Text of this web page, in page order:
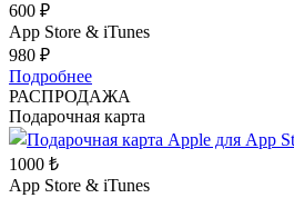
600 ₽
App Store & iTunes
980 ₽
Подробнее
РАСПРОДАЖА
Подарочная карта
1000 ₺
App Store & iTunes